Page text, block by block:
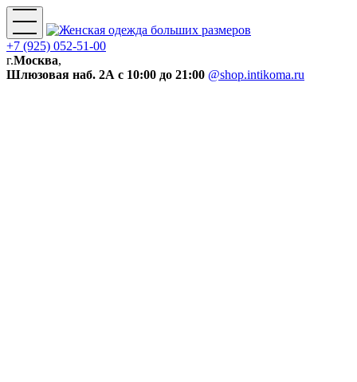
+7 (925) 052-51-00
г.Москва,
Шлюзовая наб. 2А с 10:00 до 21:00 @shop.intikoma.ru